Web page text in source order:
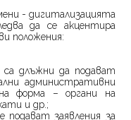
- дигитализацията
да се акцентира
положения:
длъжни да подават
административни
форма – органи на
и др.;
заявления за